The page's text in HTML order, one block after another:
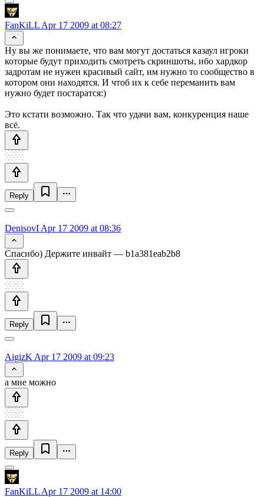
FanKiLL Apr 17 2009 at 08:27
Ну вы же понимаете, что вам могут достаться казаул игроки
которые будут приходить смотреть скриншоты, ибо хардкор
задротам не нужен красивый сайт, им нужно то сообщество в
котором они находятся. И чтоб их к себе переманить вам
нужно будет постаратся:)
Это кстати возможно. Так что удачи вам, конкуренция наше
всё.
Reply
DenisovI Apr 17 2009 at 08:36
Спасибо) Держите инвайт — b1a381eab2b8
Reply
AigizK Apr 17 2009 at 09:23
а мне можно
Reply
FanKiLL Apr 17 2009 at 14:00